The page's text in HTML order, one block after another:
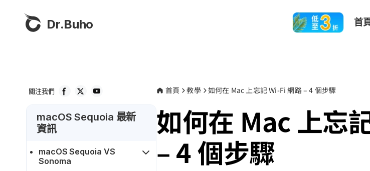
Dr.Buho 首
關注我們
macOS Sequoia 最新
資訊
macOS Sequoia VS
Sonoma
首頁 教學 如何在 Mac 上忘記 Wi-Fi 網路 – 4 個步驟
如何在 Mac 上忘
– 4 個步驟